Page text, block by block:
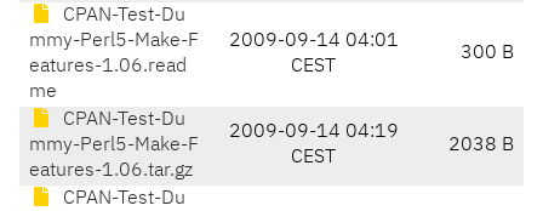
CPAN-Test-Du
mmy-Perl5-Make-F
eatures-1.06.read
me
2009-09-14 04:01
CEST
300 B
CPAN-Test-Du
mmy-Perl5-Make-F
eatures-1.06.tar.gz
2009-09-14 04:19
CEST
2038 B
CPAN-Test-Du